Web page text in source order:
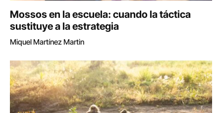
Mossos en la escuela: cuando la táctica
sustituye a la estrategia
Miquel Martínez Martin